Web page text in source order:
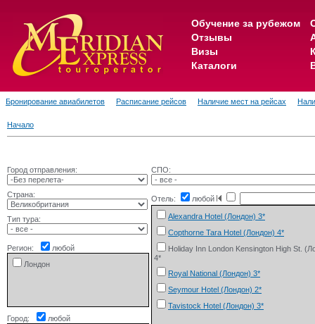
Обучение за рубежом
Отзывы
Визы
Каталоги
Бронирование авиабилетов Расписание рейсов Наличие мест на рейсах
Начало
Город отправления:
Страна:
Тип тура:
Регион:
любой
Лондон
Город:
любой
СПО:
Отель: любой
Alexandra Hotel (Лондон) 3*
Copthorne Tara Hotel (Лондон) 4*
Holiday Inn London Kensington High St.
4*
Royal National (Лондон) 3*
Seymour Hotel (Лондон) 2*
Tavistock Hotel (Лондон) 3*